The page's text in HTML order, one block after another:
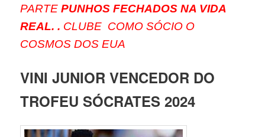
PARTE PUNHOS FECHADOS NA VIDA
REAL.. CLUBE COMO SÓCIO O
COSMOS DOS EUA
VINI JUNIOR VENCEDOR DO
TROFEU SÓCRATES 2024